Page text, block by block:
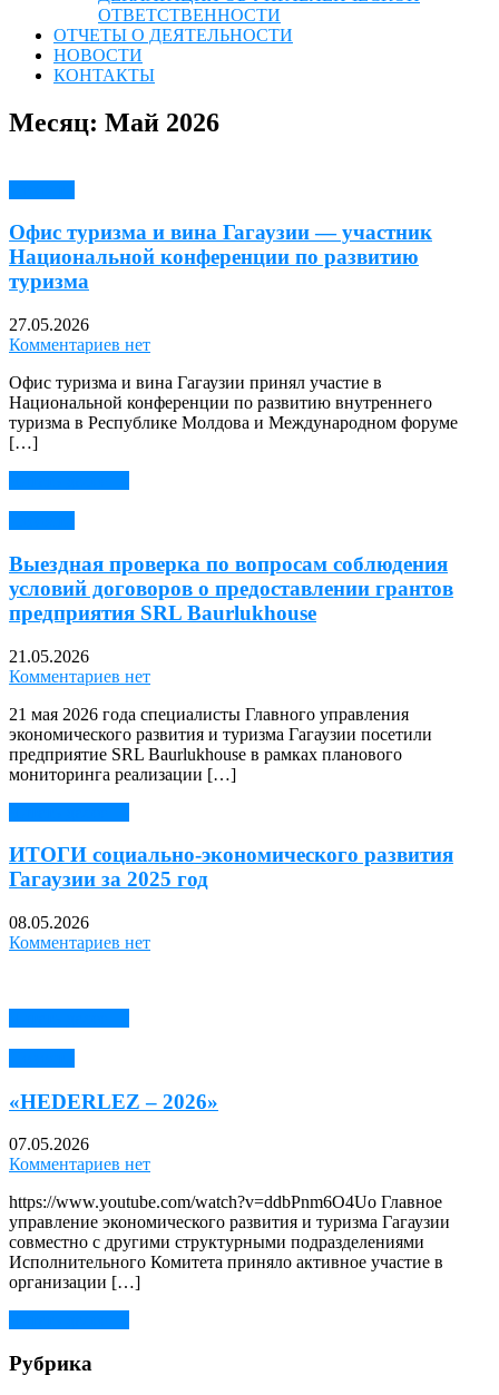
ОТВЕТСТВЕННОСТИ
ОТЧЕТЫ О ДЕЯТЕЛЬНОСТИ
НОВОСТИ
КОНТАКТЫ
Месяц: Май 2026
Офис туризма и вина Гагаузии — участник
Национальной конференции по развитию
туризма
27.05.2026
Комментариев нет
Офис туризма и вина Гагаузии принял участие в
Национальной конференции по развитию внутреннего
туризма в Республике Молдова и Международном форуме
[…]
Выездная проверка по вопросам соблюдения
условий договоров о предоставлении грантов
предприятия SRL Baurlukhouse
21.05.2026
Комментариев нет
21 мая 2026 года специалисты Главного управления
экономического развития и туризма Гагаузии посетили
предприятие SRL Baurlukhouse в рамках планового
мониторинга реализации […]
ИТОГИ социально-экономического развития
Гагаузии за 2025 год
08.05.2026
Комментариев нет
«HEDERLEZ – 2026»
07.05.2026
Комментариев нет
https://www.youtube.com/watch?v=ddbPnm6O4Uo Главное
управление экономического развития и туризма Гагаузии
совместно с другими структурными подразделениями
Исполнительного Комитета приняло активное участие в
организации […]
Рубрика